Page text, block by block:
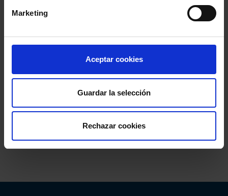
Marketing
Aceptar cookies
Guardar la selección
Rechazar cookies